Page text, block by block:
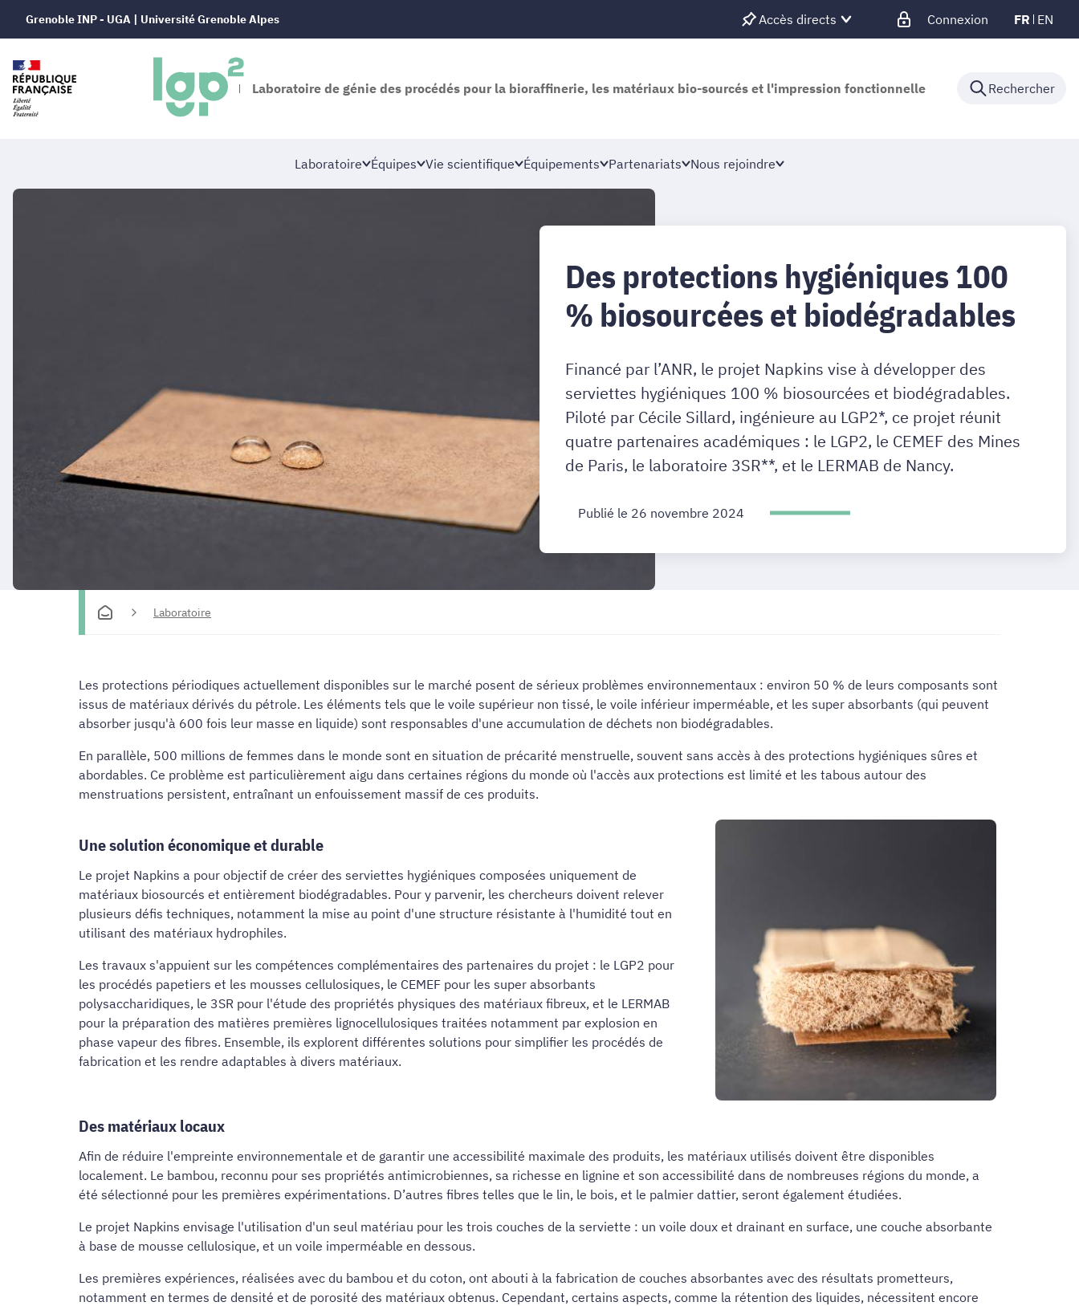
Grenoble INP - UGA | Université Grenoble Alpes Accès directs Connexion FR EN
Laboratoire de génie des procédés pour la bioraffinerie, les matériaux bio-sourcés et l'impression fonctionnelle Rechercher
Laboratoire Équipes Vie scientifique Équipements Partenariats Nous rejoindre
Des protections hygiéniques 100
% biosourcées et biodégradables
Financé par l’ANR, le projet Napkins vise à développer des
serviettes hygiéniques 100 % biosourcées et biodégradables.
Piloté par Cécile Sillard, ingénieure au LGP2*, ce projet réunit
quatre partenaires académiques : le LGP2, le CEMEF des Mines
de Paris, le laboratoire 3SR**, et le LERMAB de Nancy.
Publié le 26 novembre 2024
Laboratoire
Les protections périodiques actuellement disponibles sur le marché posent de sérieux problèmes environnementaux : environ 50 % de leurs composants sont
issus de matériaux dérivés du pétrole. Les éléments tels que le voile supérieur non tissé, le voile inférieur imperméable, et les super absorbants (qui peuvent
absorber jusqu'à 600 fois leur masse en liquide) sont responsables d'une accumulation de déchets non biodégradables.
En parallèle, 500 millions de femmes dans le monde sont en situation de précarité menstruelle, souvent sans accès à des protections hygiéniques sûres et
abordables. Ce problème est particulièrement aigu dans certaines régions du monde où l'accès aux protections est limité et les tabous autour des
menstruations persistent, entraînant un enfouissement massif de ces produits.
Une solution économique et durable
Le projet Napkins a pour objectif de créer des serviettes hygiéniques composées uniquement de
matériaux biosourcés et entièrement biodégradables. Pour y parvenir, les chercheurs doivent relever
plusieurs défis techniques, notamment la mise au point d'une structure résistante à l'humidité tout en
utilisant des matériaux hydrophiles.
Les travaux s'appuient sur les compétences complémentaires des partenaires du projet : le LGP2 pour
les procédés papetiers et les mousses cellulosiques, le CEMEF pour les super absorbants
polysaccharidiques, le 3SR pour l'étude des propriétés physiques des matériaux fibreux, et le LERMAB
pour la préparation des matières premières lignocellulosiques traitées notamment par explosion en
phase vapeur des fibres. Ensemble, ils explorent différentes solutions pour simplifier les procédés de
fabrication et les rendre adaptables à divers matériaux.
Des matériaux locaux
Afin de réduire l'empreinte environnementale et de garantir une accessibilité maximale des produits, les matériaux utilisés doivent être disponibles
localement. Le bambou, reconnu pour ses propriétés antimicrobiennes, sa richesse en lignine et son accessibilité dans de nombreuses régions du monde, a
été sélectionné pour les premières expérimentations. D’autres fibres telles que le lin, le bois, et le palmier dattier, seront également étudiées.
Le projet Napkins envisage l'utilisation d'un seul matériau pour les trois couches de la serviette : un voile doux et drainant en surface, une couche absorbante
à base de mousse cellulosique, et un voile imperméable en dessous.
Les premières expériences, réalisées avec du bambou et du coton, ont abouti à la fabrication de couches absorbantes avec des résultats prometteurs,
notamment en termes de densité et de porosité des matériaux obtenus. Cependant, certains aspects, comme la rétention des liquides, nécessitent encore